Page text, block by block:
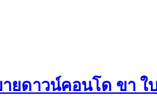
ยดาวน์คอนโด ขา